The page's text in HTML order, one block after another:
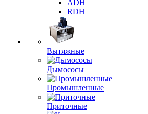
ADH
RDH
Вытяжные
Дымососы
Промышленные
Приточные